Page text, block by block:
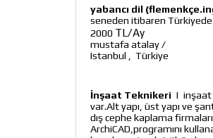
yabancı dil
seneden itibaren
2000 TL/Ay
mustafa atalay/
Istanbul
Türkiye
İnşaat Teknikeri | inşaat
var.Alt yapı, üst yapı ve
dış cephe kaplama
ArchiCAD,programını